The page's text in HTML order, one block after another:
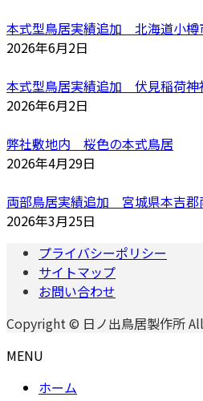
本式型鳥居実績追加 北海道小
2026年6月2日
本式型鳥居実績追加 伏見稲荷神
2026年6月2日
弊社敷地内 桜色の本式鳥居
2026年4月29日
両部鳥居実績追加 宮城県本吉
2026年3月25日
プライバシーポリシー
サイトマップ
お問い合わせ
Copyright © 日ノ出鳥居製作所
MENU
ホーム